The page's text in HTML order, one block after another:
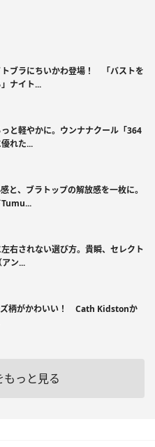
トブラにちいかわ登場！ 「バストを
ナイト...
と軽やかに。ウンナナクール「364
れた...
と、ブラトップの解放感を一枚に。
Tumu...
右されない選び方。貴瞬、セレクト
ン...
ズ柄がかわいい！ Cath Kidstonか
もっと見る